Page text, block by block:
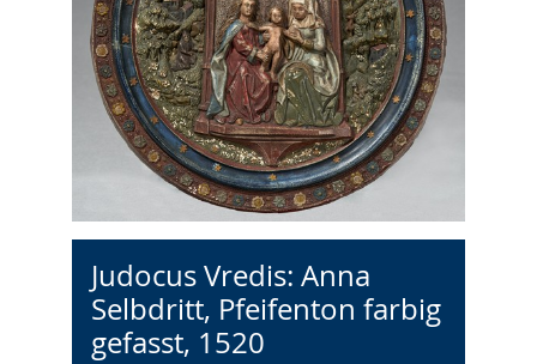
Judocus Vredis: Anna
Selbdritt, Pfeifenton farbig
gefasst, 1520